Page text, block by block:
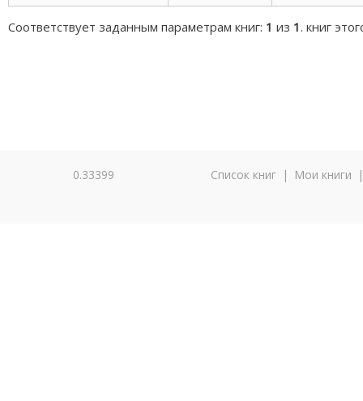
Соответствует заданным параметрам книг: 1 из 1. книг
0.33399 Список книг | Мои книги |